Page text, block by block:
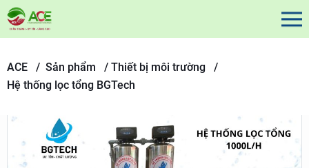
ACE / Sản phẩm / Thiết bị môi trường /
Hệ thống lọc tổng BGTech